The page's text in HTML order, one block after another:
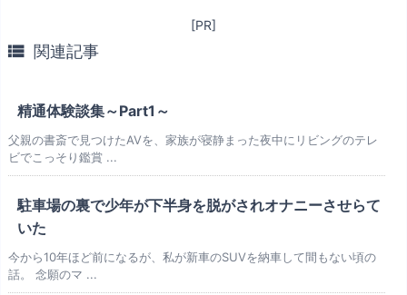
[PR]
 関連記事
精通体験談集～Part1～
父親の書斎で見つけたAVを、家族が寝静まった夜中にリビングのテレ
ビでこっそり鑑賞 ...
駐車場の裏で少年が下半身を脱がされオナニーさせらて
いた
今から10年ほど前になるが、私が新車のSUVを納車して間もない頃の
話。 念願のマ ...